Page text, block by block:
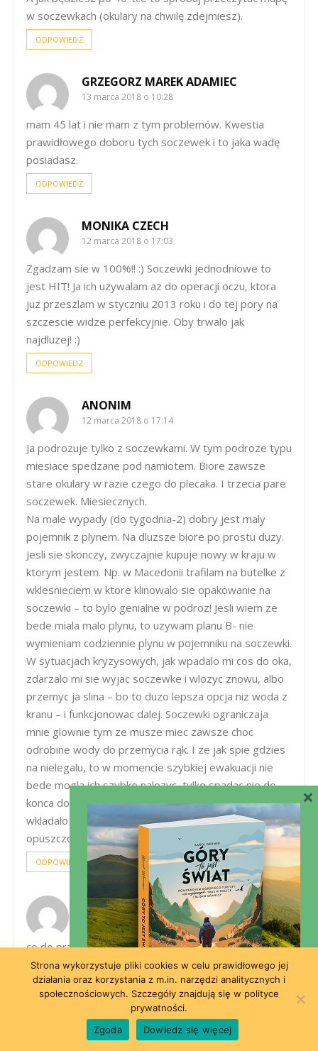
w soczewkach (okulary na chwilę zdejmiesz).
ODPOWIEDZ
GRZEGORZ MAREK ADAMIEC
13 marca 2018 o 10:28
mam 45 lat i nie mam z tym problemów. Kwestia
prawidłowego doboru tych soczewek i to jaka wadę
posiadasz.
ODPOWIEDZ
MONIKA CZECH
12 marca 2018 o 17:03
Zgadzam sie w 100%!! :) Soczewki jednodniowe to
jest HIT! Ja ich uzywalam az do operacji oczu, ktora
juz przeszlam w styczniu 2013 roku i do tej pory na
szczescie widze perfekcyjnie. Oby trwalo jak
najdluzej! :)
ODPOWIEDZ
ANONIM
12 marca 2018 o 17:14
Ja podrozuje tylko z soczewkami. W tym podroze typu
miesiace spedzane pod namiotem. Biore zawsze
stare okulary w razie czego do plecaka. I trzecia pare
soczewek. Miesiecznych.
Na male wypady (do tygodnia-2) dobry jest maly
pojemnik z plynem. Na dluzsze biore po prostu duzy.
Jesli sie skonczy, zwyczajnie kupuje nowy w kraju w
ktorym jestem. Np. w Macedonii trafilam na butelke z
wklesnieciem w ktore klinowalo sie opakowanie na
soczewki – to bylo genialne w podroz! Jesli wiem ze
bede miala malo plynu, to uzywam planu B- nie
wymieniam codziennie plynu w pojemniku na soczewki.
W sytuacjach kryzysowych, jak wpadalo mi cos do oka,
zdarzalo mi sie wyjac soczewke i wlozyc znowu, albo
przemyc ja slina – bo to duzo lepsza opcja niz woda z
kranu – i funkcjonowac dalej. Soczewki ograniczaja
mnie glownie tym ze musze miec zawsze choc
odrobine wody do przemycia rąk. I ze jak spie gdzies
na nielegalu, to w momencie szybkiej ewakuacji nie
bede mogla ich szybko nalozyc, tylko spadac nie do
konca dobrze widzac :) a no i dosc hardkorowo
wkladalo sie je w duzym wietrze w jakiejs
opuszczonej stodole na Islandii :)
ODPOWIEDZ
GRZEGORZ MAREK ADAMIEC
13 marca 2018 o 10:22
co do przemywania rąk i okolicy oczu (pozbycie się
śpiochów) polecam nawilżane chusteczki dla
niemowląt :) Co do niezmieniania płynu w pojemniku,
to nie polecam. przynajmniej ja tak mam, że jak
dłuższy czas tak robię np. z oszczędności wymieniam
go raz na 2-3 dni, to potem moje oczy wyglądają jak u
Strona wykorzystuje pliki cookies w celu prawidłowego jej
działania oraz korzystania z m.in. narzędzi analitycznych i
społecznościowych. Szczegóły znajdują się w polityce
prywatności.
Zgoda
Dowiedz się więcej
×